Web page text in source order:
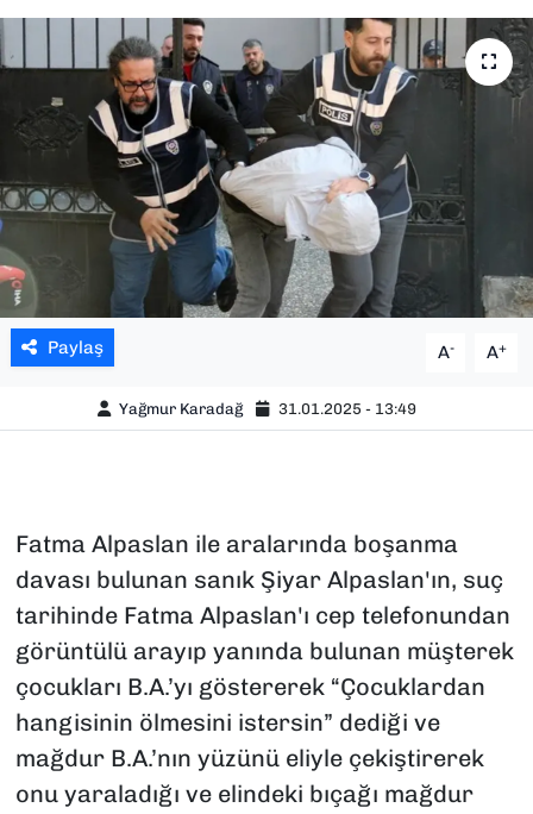
Paylaş A- A+
Yağmur Karadağ 31.01.2025 - 13:49
Fatma Alpaslan ile aralarında boşanma
davası bulunan sanık Şiyar Alpaslan'ın, suç
tarihinde Fatma Alpaslan'ı cep telefonundan
görüntülü arayıp yanında bulunan müşterek
çocukları B.A.’yı göstererek “Çocuklardan
hangisinin ölmesini istersin” dediği ve
mağdur B.A.’nın yüzünü eliyle çekiştirerek
onu yaraladığı ve elindeki bıçağı mağdur